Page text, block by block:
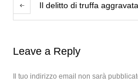
Il delitto di truffa aggravata
Leave a Reply
Il tuo indirizzo email non sarà